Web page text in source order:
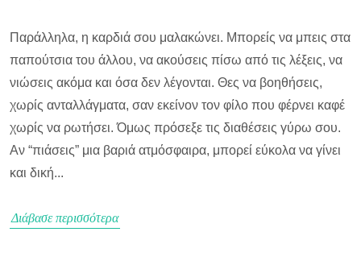
Παράλληλα, η καρδιά σου μαλακώνει. Μπορείς να μπεις στα
παπούτσια του άλλου, να ακούσεις πίσω από τις λέξεις, να
νιώσεις ακόμα και όσα δεν λέγονται. Θες να βοηθήσεις,
χωρίς ανταλλάγματα, σαν εκείνον τον φίλο που φέρνει καφέ
χωρίς να ρωτήσει. Όμως πρόσεξε τις διαθέσεις γύρω σου.
Αν “πιάσεις” μια βαριά ατμόσφαιρα, μπορεί εύκολα να γίνει
και δική...
Διάβασε περισσότερα